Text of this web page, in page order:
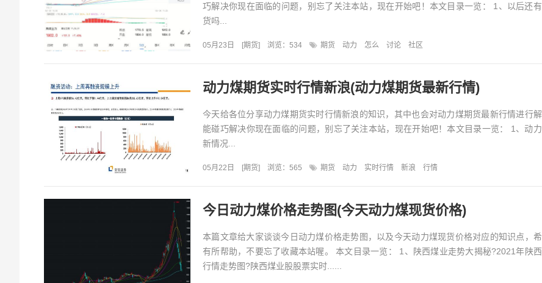
巧解决你现在面临的问题，别忘了关注本站，现在开始吧！本文目录一览： 1、以后还
货吗...
05月23日 [期货] 浏览：534 期货 动力 怎么 讨论 社区
动力煤期货实时行情新浪(动力煤期货最新行情)
今天给各位分享动力煤期货实时行情新浪的知识，其中也会对动力煤期货最新行情进行
能碰巧解决你现在面临的问题，别忘了关注本站，现在开始吧！本文目录一览： 1、动
新情况...
05月22日 [期货] 浏览：565 期货 动力 实时行情 新浪 行情
今日动力煤价格走势图(今天动力煤现货价格)
本篇文章给大家谈谈今日动力煤价格走势图，以及今天动力煤现货价格对应的知识点，
有所帮助，不要忘了收藏本站喔。 本文目录一览： 1、陕西煤业走势大揭秘?2021年陕
行情走势图?陕西煤业股股票实时......